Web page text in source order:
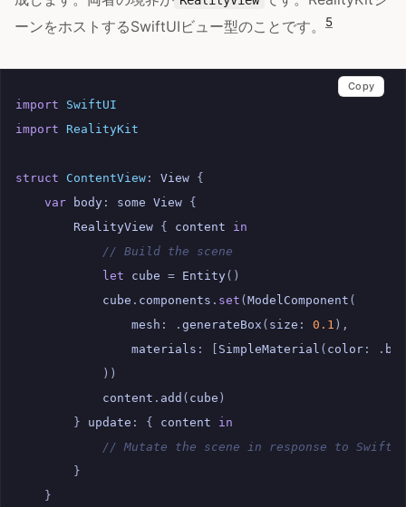
ーンをホストするSwiftUIビュー型のことです。
5
import
SwiftUI
import
RealityKit
struct ContentView : View {
var
body : some View {
RealityView { content
in
// Build the scene
let
cube = Entity()
cube . components . set (ModelComponent (
mesh : . generateBox ( size : 0.1 ),
materials : [ SimpleMaterial ( color : .
))
content . add ( cube )
}
update : { content
in
// Mutate the scene in response to
}
}
Copy